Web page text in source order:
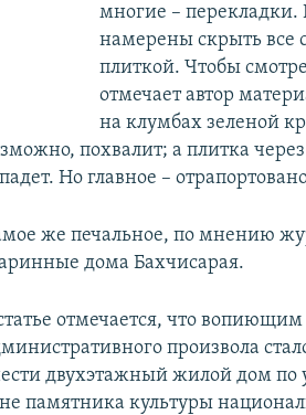
многие –
намерены скрыть все
плиткой. Чтобы
отмечает автор
на клумбах зеленой
похвалит; а плитка
Но главное –
же печальное, по мнению
дома Бахчисарая.
отмечается, что
произвола
двухэтажный жилой дом по
памятника культуры